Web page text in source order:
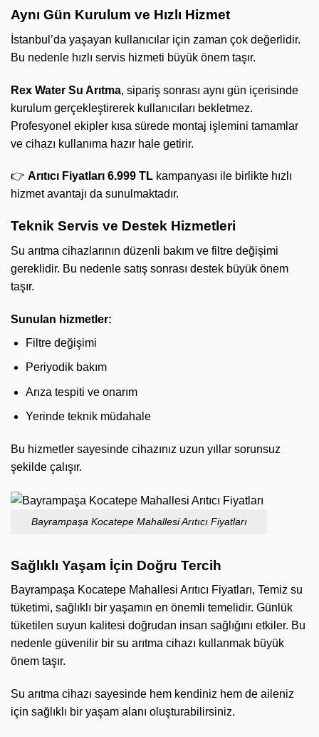
Aynı Gün Kurulum ve Hızlı Hizmet
İstanbul’da yaşayan kullanıcılar için zaman çok değerlidir.
Bu nedenle hızlı servis hizmeti büyük önem taşır.
Rex Water Su Arıtma, sipariş sonrası aynı gün içerisinde
kurulum gerçekleştirerek kullanıcıları bekletmez.
Profesyonel ekipler kısa sürede montaj işlemini tamamlar
ve cihazı kullanıma hazır hale getirir.
👉 Arıtıcı Fiyatları 6.999 TL kampanyası ile birlikte hızlı
hizmet avantajı da sunulmaktadır.
Teknik Servis ve Destek Hizmetleri
Su arıtma cihazlarının düzenli bakım ve filtre değişimi
gereklidir. Bu nedenle satış sonrası destek büyük önem
taşır.
Sunulan hizmetler:
Filtre değişimi
Periyodik bakım
Arıza tespiti ve onarım
Yerinde teknik müdahale
Bu hizmetler sayesinde cihazınız uzun yıllar sorunsuz
şekilde çalışır.
Bayrampaşa Kocatepe Mahallesi Arıtıcı Fiyatları
Sağlıklı Yaşam İçin Doğru Tercih
Bayrampaşa Kocatepe Mahallesi Arıtıcı Fiyatları, Temiz su
tüketimi, sağlıklı bir yaşamın en önemli temelidir. Günlük
tüketilen suyun kalitesi doğrudan insan sağlığını etkiler. Bu
nedenle güvenilir bir su arıtma cihazı kullanmak büyük
önem taşır.
Su arıtma cihazı sayesinde hem kendiniz hem de aileniz
için sağlıklı bir yaşam alanı oluşturabilirsiniz.